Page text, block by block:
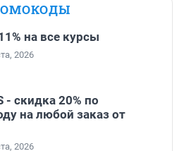
на все курсы
2026
- скидка 20% по
на любой заказ от
2026